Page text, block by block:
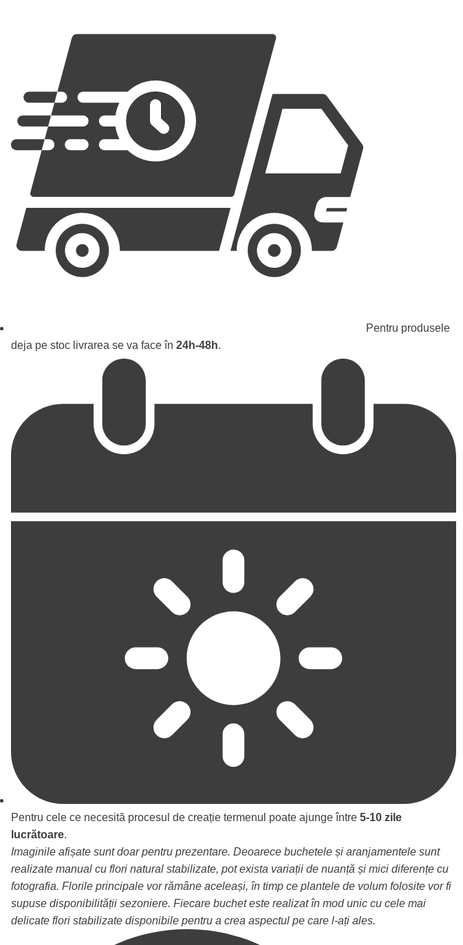
Pentru produsele
deja pe stoc livrarea se va face în 24h-48h.
Pentru cele ce necesită procesul de creație termenul poate ajunge între 5-10 zile
lucrătoare.
Imaginile afișate sunt doar pentru prezentare. Deoarece buchetele și aranjamentele sunt
realizate manual cu flori natural stabilizate, pot exista variații de nuanță și mici diferențe cu
fotografia. Florile principale vor rămâne aceleași, în timp ce plantele de volum folosite vor fi
supuse disponibilității sezoniere. Fiecare buchet este realizat în mod unic cu cele mai
delicate flori stabilizate disponibile pentru a crea aspectul pe care l-ați ales.